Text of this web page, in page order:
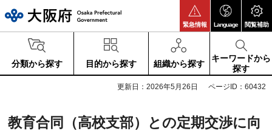
緊急情報 Language 閲覧補助
分類から探す 目的から探す 組織から探す
キーワードから
探す
更新日：2026年5月26日 ページID：60432
教育合同（高校支部）との定期交渉に向